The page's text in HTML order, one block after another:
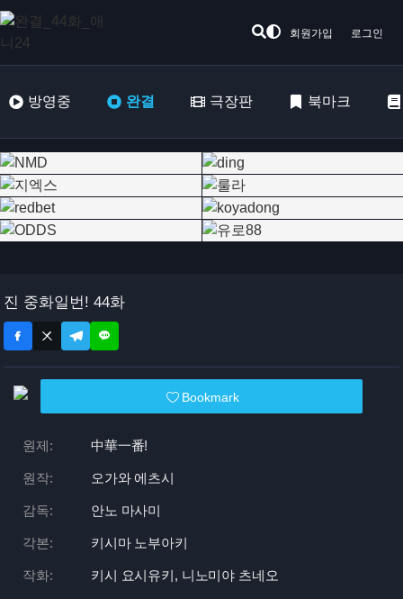
회원가입 로그인
방영중 완결 극장판 북마크
진 중화일번! 44화
Bookmark
원제: 中華一番!
원작: 오가와 에츠시
감독: 안노 마사미
각본: 키시마 노부아키
작화: 키시 요시유키, 니노미야 츠네오